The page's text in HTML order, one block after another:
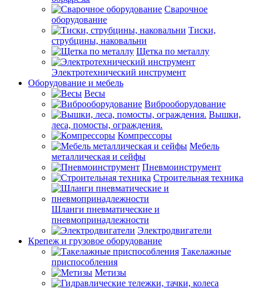
Сварочное
оборудование
Тиски,
струбцины, наковальни
Щетка по металлу
Электротехнический инструмент
Оборудование и мебель
Весы
Виброоборудование
Вышки,
леса, помосты, ограждения.
Компрессоры
Мебель
металлическая и сейфы
Пневмоинструмент
Строительная техника
Шланги пневматические и
пневмопринадлежности
Электродвигатели
Крепеж и грузовое оборудование
Такелажные
приспособления
Метизы